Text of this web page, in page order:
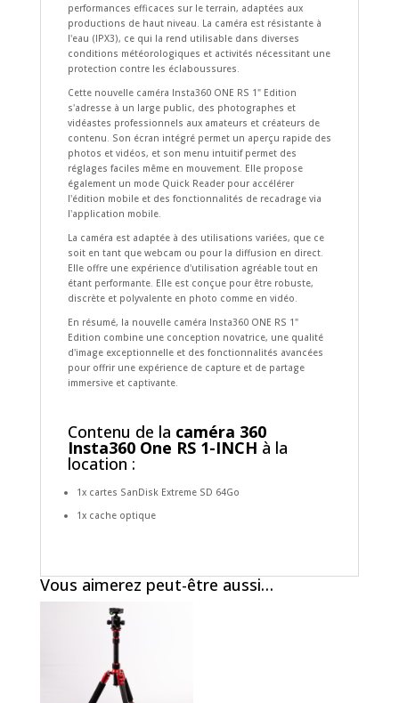
performances efficaces sur le terrain, adaptées aux
productions de haut niveau. La caméra est résistante à
l'eau (IPX3), ce qui la rend utilisable dans diverses
conditions météorologiques et activités nécessitant une
protection contre les éclaboussures.
Cette nouvelle caméra Insta360 ONE RS 1" Edition
s'adresse à un large public, des photographes et
vidéastes professionnels aux amateurs et créateurs de
contenu. Son écran intégré permet un aperçu rapide des
photos et vidéos, et son menu intuitif permet des
réglages faciles même en mouvement. Elle propose
également un mode Quick Reader pour accélérer
l'édition mobile et des fonctionnalités de recadrage via
l'application mobile.
La caméra est adaptée à des utilisations variées, que ce
soit en tant que webcam ou pour la diffusion en direct.
Elle offre une expérience d'utilisation agréable tout en
étant performante. Elle est conçue pour être robuste,
discrète et polyvalente en photo comme en vidéo.
En résumé, la nouvelle caméra Insta360 ONE RS 1"
Edition combine une conception novatrice, une qualité
d'image exceptionnelle et des fonctionnalités avancées
pour offrir une expérience de capture et de partage
immersive et captivante.
Contenu de la caméra 360
Insta360 One RS 1-INCH à la
location :
1x cartes SanDisk Extreme SD 64Go
1x cache optique
Vous aimerez peut-être aussi…